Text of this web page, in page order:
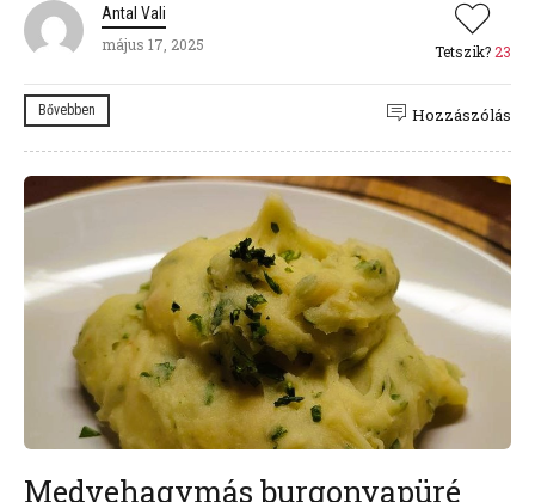
Antal Vali
május 17, 2025
Tetszik? 23
Bővebben Hozzászólás
Medvehagymás burgonyapüré